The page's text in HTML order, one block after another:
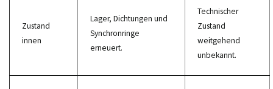
Zustand
innen
Lager, Dichtungen und
Synchronringe
erneuert.
Technischer
Zustand
weitgehend
unbekannt.